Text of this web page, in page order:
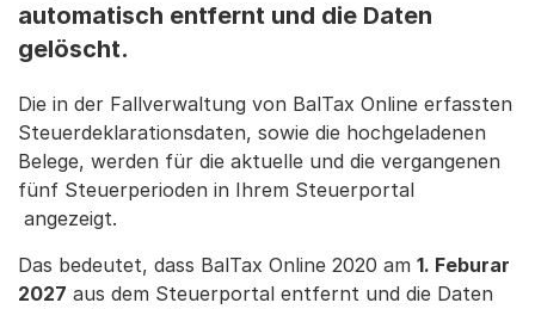
automatisch entfernt und die Daten
gelöscht.
Die in der Fallverwaltung von BalTax Online erfassten
Steuerdeklarationsdaten, sowie die hochgeladenen
Belege, werden für die aktuelle und die vergangenen
fünf Steuerperioden in Ihrem Steuerportal
angezeigt.
Das bedeutet, dass BalTax Online 2020 am 1. Feburar
2027 aus dem Steuerportal entfernt und die Daten